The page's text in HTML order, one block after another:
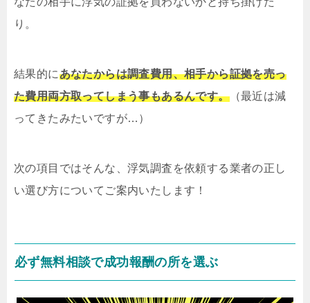
り。
結果的にあなたからは調査費用、相手から証拠を売っ
た費用両方取ってしまう事もあるんです。（最近は減
ってきたみたいですが…）
次の項目ではそんな、浮気調査を依頼する業者の正し
い選び方についてご案内いたします！
必ず無料相談で成功報酬の所を選ぶ